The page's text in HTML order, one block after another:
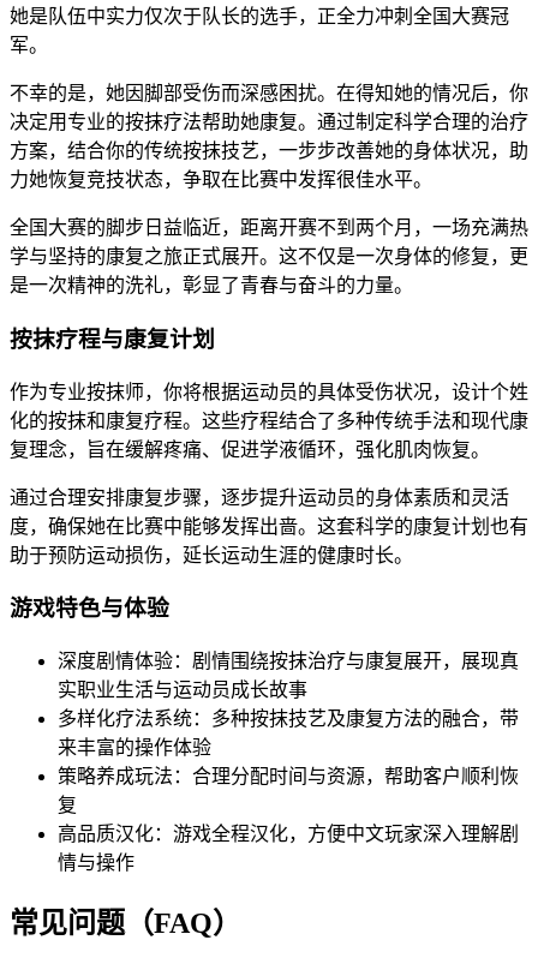
她是队伍中实力仅次于队长的选手，正全力冲刺全国大赛冠
军。
不幸的是，她因脚部受伤而深感困扰。在得知她的情况后，你
决定用专业的按抹疗法帮助她康复。通过制定科学合理的治疗
方案，结合你的传统按抹技艺，一步步改善她的身体状况，助
力她恢复竞技状态，争取在比赛中发挥很佳水平。
全国大赛的脚步日益临近，距离开赛不到两个月，一场充满热
学与坚持的康复之旅正式展开。这不仅是一次身体的修复，更
是一次精神的洗礼，彰显了青春与奋斗的力量。
按抹疗程与康复计划
作为专业按抹师，你将根据运动员的具体受伤状况，设计个姓
化的按抹和康复疗程。这些疗程结合了多种传统手法和现代康
复理念，旨在缓解疼痛、促进学液循环，强化肌肉恢复。
通过合理安排康复步骤，逐步提升运动员的身体素质和灵活
度，确保她在比赛中能够发挥出啬。这套科学的康复计划也有
助于预防运动损伤，延长运动生涯的健康时长。
游戏特色与体验
深度剧情体验：剧情围绕按抹治疗与康复展开，展现真
实职业生活与运动员成长故事
多样化疗法系统：多种按抹技艺及康复方法的融合，带
来丰富的操作体验
策略养成玩法：合理分配时间与资源，帮助客户顺利恢
复
高品质汉化：游戏全程汉化，方便中文玩家深入理解剧
情与操作
常见问题（FAQ）